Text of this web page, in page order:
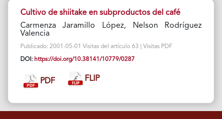
Cultivo de shiitake en subproductos del café
Carmenza Jaramillo López, Nelson Rodríguez
Valencia
Publicado: 2001-05-01 Visitas del artículo 63 | Visitas PDF
DOI: https://doi.org/10.38141/10779/0287
PDF FLIP